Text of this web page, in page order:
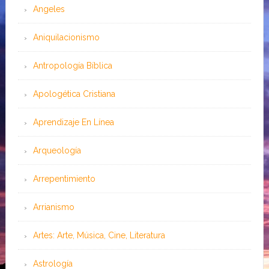
Angeles
Aniquilacionismo
Antropología Bíblica
Apologética Cristiana
Aprendizaje En Línea
Arqueología
Arrepentimiento
Arrianismo
Artes: Arte, Música, Cine, Literatura
Astrología